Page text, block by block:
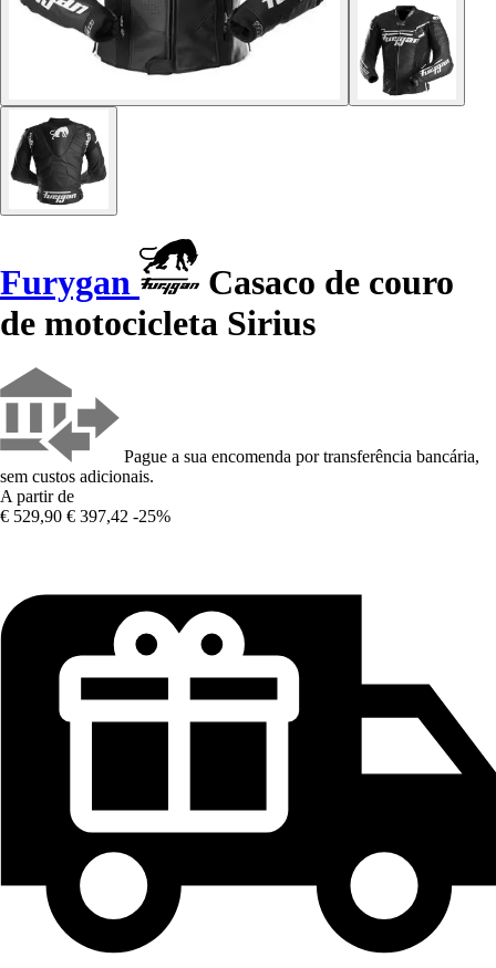
Furygan
Casaco de couro
de motocicleta Sirius
Pague a sua encomenda por transferência bancária,
sem custos adicionais.
A partir de
€ 529,90 € 397,42 -25%